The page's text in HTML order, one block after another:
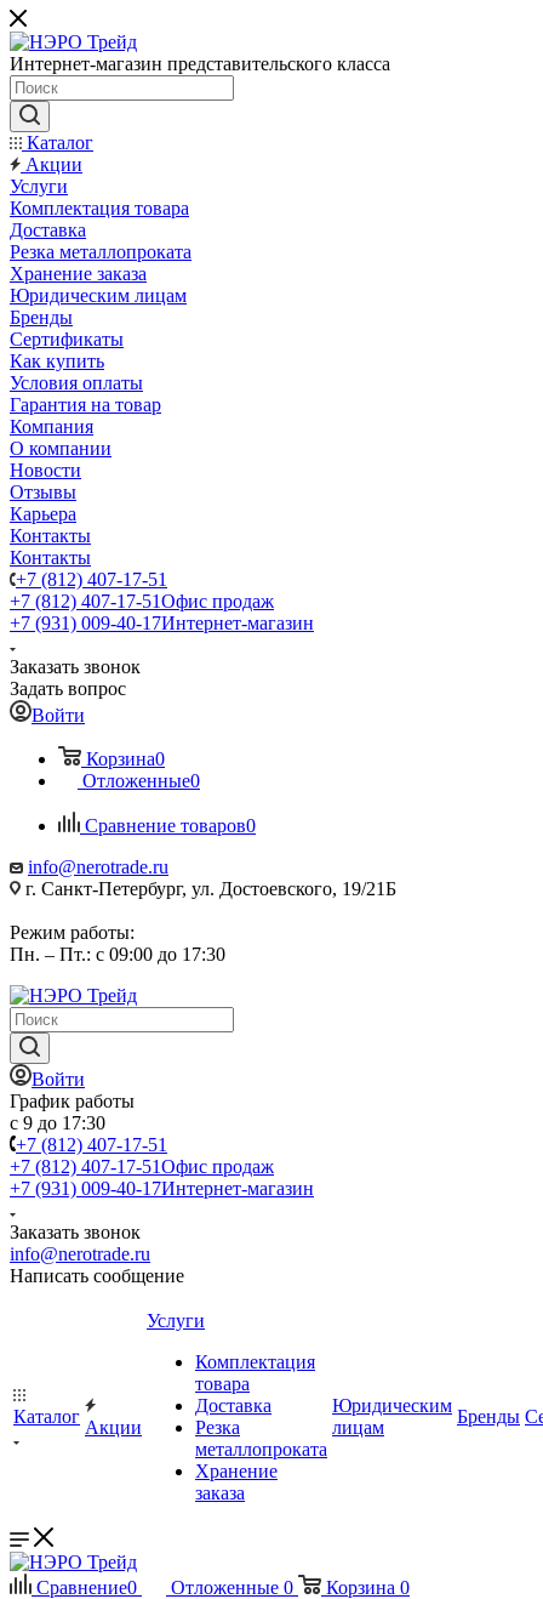
Интернет-магазин представительского класса
Каталог
Акции
Услуги
Комплектация товара
Доставка
Резка металлопроката
Хранение заказа
Юридическим лицам
Бренды
Сертификаты
Как купить
Условия оплаты
Гарантия на товар
Компания
О компании
Новости
Отзывы
Карьера
Контакты
Контакты
+7 (812) 407-17-51
+7 (812) 407-17-51Офис продаж
+7 (931) 009-40-17Интернет-магазин
Заказать звонок
Задать вопрос
Войти
Корзина0
Отложенные0
Сравнение товаров0
info@nerotrade.ru
г. Санкт-Петербург, ул. Достоевского, 19/21Б
Режим работы:
Пн. – Пт.: с 09:00 до 17:30
Войти
График работы
с 9 до 17:30
+7 (812) 407-17-51
+7 (812) 407-17-51Офис продаж
+7 (931) 009-40-17Интернет-магазин
Заказать звонок
info@nerotrade.ru
Написать сообщение
Каталог
Акции
Услуги
Комплектация
товара
Доставка
Резка
металлопроката
Хранение
заказа
Юридическим
лицам
Бренды
Сравнение0 Отложенные 0 Корзина 0